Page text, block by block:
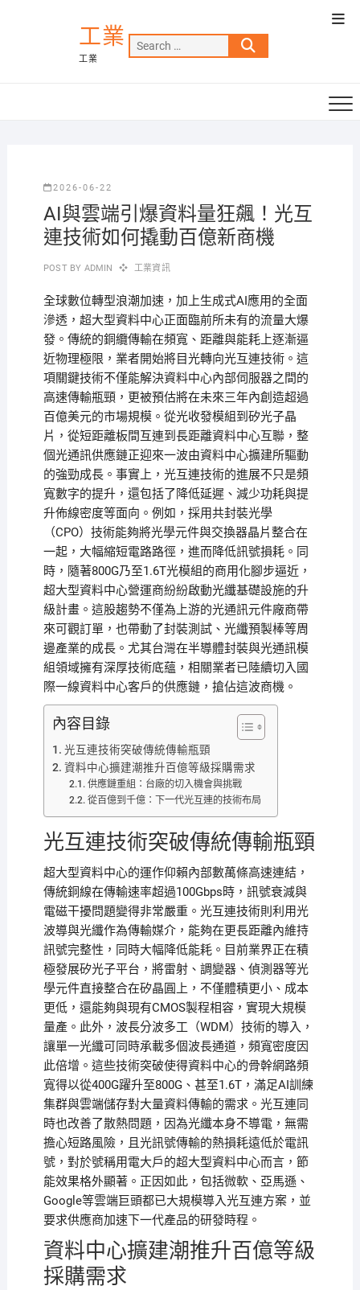
工業
工業
Search
…
2026-06-22
AI與雲端引爆資料量狂飆！光互
連技術如何撬動百億新商機
POST BY ADMIN 工業資訊
全球數位轉型浪潮加速，加上生成式AI應用的全面
滲透，超大型資料中心正面臨前所未有的流量大爆
發。傳統的銅纜傳輸在頻寬、距離與能耗上逐漸逼
近物理極限，業者開始將目光轉向光互連技術。這
項關鍵技術不僅能解決資料中心內部伺服器之間的
高速傳輸瓶頸，更被預估將在未來三年內創造超過
百億美元的市場規模。從光收發模組到矽光子晶
片，從短距離板間互連到長距離資料中心互聯，整
個光通訊供應鏈正迎來一波由資料中心擴建所驅動
的強勁成長。事實上，光互連技術的進展不只是頻
寬數字的提升，還包括了降低延遲、減少功耗與提
升佈線密度等面向。例如，採用共封裝光學
（CPO）技術能夠將光學元件與交換器晶片整合在
一起，大幅縮短電路路徑，進而降低訊號損耗。同
時，隨著800G乃至1.6T光模組的商用化腳步逼近，
超大型資料中心營運商紛紛啟動光纖基礎設施的升
級計畫。這股趨勢不僅為上游的光通訊元件廠商帶
來可觀訂單，也帶動了封裝測試、光纖預製棒等周
邊產業的成長。尤其台灣在半導體封裝與光通訊模
組領域擁有深厚技術底蘊，相關業者已陸續切入國
際一線資料中心客戶的供應鏈，搶佔這波商機。
內容目錄
光互連技術突破傳統傳輸瓶頸
資料中心擴建潮推升百億等級採購需求
供應鏈重組：台廠的切入機會與挑戰
從百億到千億：下一代光互連的技術布局
光互連技術突破傳統傳輸瓶頸
超大型資料中心的運作仰賴內部數萬條高速連結，
傳統銅線在傳輸速率超過100Gbps時，訊號衰減與
電磁干擾問題變得非常嚴重。光互連技術則利用光
波導與光纖作為傳輸媒介，能夠在更長距離內維持
訊號完整性，同時大幅降低能耗。目前業界正在積
極發展矽光子平台，將雷射、調變器、偵測器等光
學元件直接整合在矽晶圓上，不僅體積更小、成本
更低，還能夠與現有CMOS製程相容，實現大規模
量產。此外，波長分波多工（WDM）技術的導入，
讓單一光纖可同時承載多個波長通道，頻寬密度因
此倍增。這些技術突破使得資料中心的骨幹網路頻
寬得以從400G躍升至800G、甚至1.6T，滿足AI訓練
集群與雲端儲存對大量資料傳輸的需求。光互連同
時也改善了散熱問題，因為光纖本身不導電，無需
擔心短路風險，且光訊號傳輸的熱損耗遠低於電訊
號，對於號稱用電大戶的超大型資料中心而言，節
能效果格外顯著。正因如此，包括微軟、亞馬遜、
Google等雲端巨頭都已大規模導入光互連方案，並
要求供應商加速下一代產品的研發時程。
資料中心擴建潮推升百億等級
採購需求